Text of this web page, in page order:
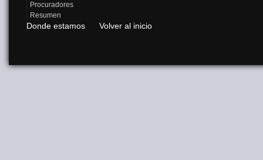
Procuradores
Resumen
Donde estamos Volver al inicio